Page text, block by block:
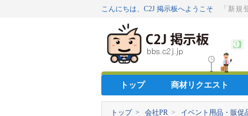
こんにちは、C2J 掲示板へようこそ 「新規
トップ 商材リクエスト
トップ > 会社PR > イベント用品・販促